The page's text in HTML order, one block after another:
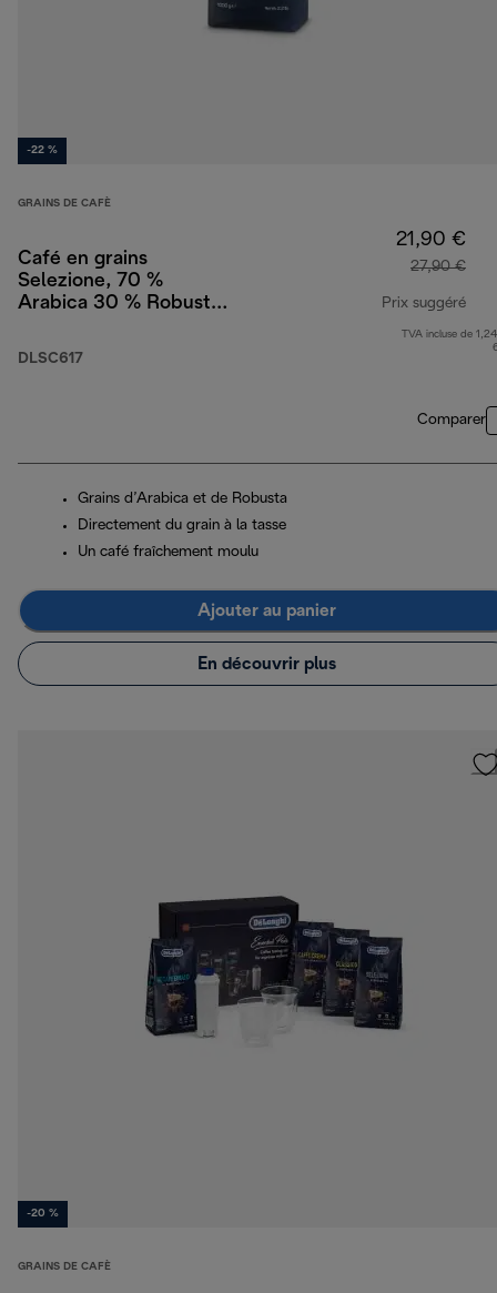
-22 %
GRAINS DE CAFÈ
Café en grains
Selezione, 70 %
Arabica 30 % Robusta,
DLSC617
21,90 €
27,90 €
Prix suggéré
prix
TVA incluse de
Comparer
Grains d’Arabica et de Robusta
Directement du grain à la tasse
Un café fraîchement moulu
Ajouter au panier
En découvrir plus
-20 %
GRAINS DE CAFÈ